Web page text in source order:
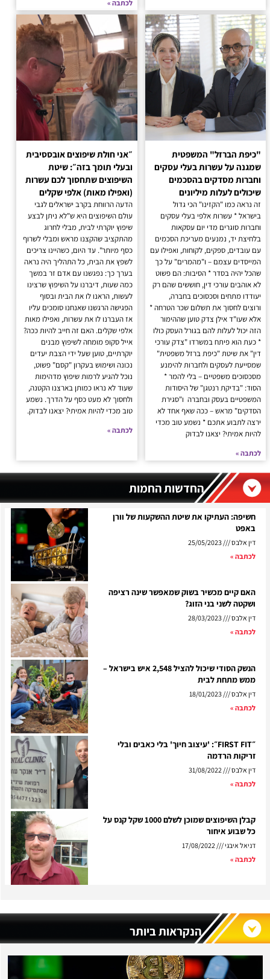
החדשות החמות
חשיפה: העתיקו את שיטת ההשקעות של וורן
באפט
דין אלבס
לכתבה »
האם קיים מכשיר בשוק שמאפשר שינה רציפה
ושקטה לשני בני הזוג?
דין אלבס
28/03/2023
לכתבה »
הנשק הסודי שיכול להציל 2,548 איש בישראל –
ממש מתחת לבית
דין אלבס
18/01/2023
לכתבה »
״FIRST FIT״: 'עיצוב חיוך' בלי כאבים ובלי
זריקות הרדמה
דין אלבס
לכתבה »
קבלן השיפוצים שמוכן לשלם 1000 שקל קנס על
כל שבוע איחור
דניאל איבגי
17/08/2022
לכתבה »
הנקראות ביותר
לכתבה »
"כיפת הברזל" המשפטית
שמגנה על עשרות בעלי עסקים
וחברות מסדקים בהסכמים
שיכולים לעלות מיליונים
זה נראה כמו "הקזינו" הכי גדול
בישראל * עשרות אלפי בעלי עסקים
וחברות סוגרים מדי יום עסקאות
בלחיצת יד, נמנעים מעריכת הסכמים
עם עובדים, ספקים, לקוחות, ואפילו עם
המייסדים עצמם – ו"מהמרים" על כך
שהכל יהיה בסדר * הסיבות: הם פשוט
לא אוהבים עורכי דין, חוששים שהם רק
יעודדו מתחים וסכסוכים בחברה,
ורוצים לחסוך את תשלום שכר הטרחה *
אלא שעו"ד אילן צדק טוען שההימור
הזה יכול לעלות להם בגורל העסק כולו
* כעת הוא פיתח במשרדו "צדק עורכי
דין" את שיטת "כיפת ברזל משפטית"
שמסייעת לעסקים ולחברות להימנע
מסכסוכים משפטיים – בלי להמר *
הסוד: "בדיקת רנטגן" של היסודות
המשפטיים בעסק ובחברה ו"סגירת
הסדקים" מראש – ככה שאף אחד לא
ירצה לתבוע אתכם * נשמע טוב מכדי
להיות אמיתי? יצאנו לבדוק
לכתבה »
״אני חולת שיפוצים אובססיבית
ובעלי תומך בזה״: שיטת
השיפוצים שתחסוך לכם עשרות
(ואפילו מאות) אלפי שקלים
הדעה הרווחת בקרב ישראלים לגבי
עולם השיפוצים היא ש"לא ניתן לבצע
שיפוץ יוקרתי לבית, מבלי לחרוג
מהתקציב שהקצנו מראש ומבלי לשרוף
כסף מיותר". עד היום, כשהיינו צריכים
לשפץ את הבית, כל התהליך היה נראה
בערך כך: נפגשנו עם אדם זר במשך
כמה שעות, דיברנו על השיפוץ שרצינו
לעשות, הראנו לו את הבית ובסוף
הפגישה הרגשנו שאנחנו סומכים עליו
אז העברנו לו את עשרות, ואפילו מאות
אלפי שקלים. האם זה חייב להיות ככה?
אייל סקופ מומחה לשיפוץ מבנים
יוקרתיים, טוען שעל ידי הצבת יעדים
נכונה ושימוש בעקרון "קסם" פשוט,
נוכל להגיע לרמות שיפוץ מדהימות
שעוד לא נראו כמותן בארצנו הקטנה,
ולחסוך לא מעט כסף על הדרך. נשמע
טוב מכדי להיות אמיתי? יצאנו לבדוק.
לכתבה »